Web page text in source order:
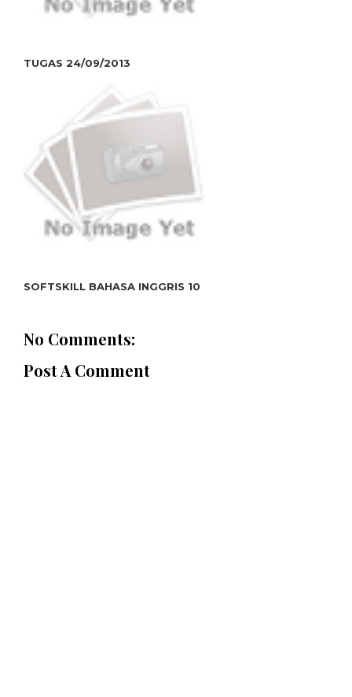
TUGAS 24/09/2013
SOFTSKILL BAHASA INGGRIS 10
No Comments:
Post A Comment